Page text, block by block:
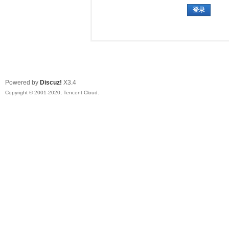
登录
Powered by Discuz! X3.4
Copyright © 2001-2020, Tencent Cloud.